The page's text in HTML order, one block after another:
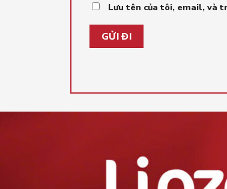
Lưu tên của tôi, email, và